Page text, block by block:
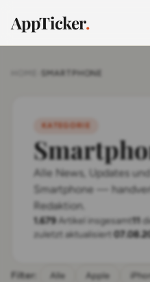
AppTicker.
SMARTPHONE
KATEGORIE
Alle News, Updates
Smartphone —
Redaktion.
1.679Artikel insgesamt11
zuletzt aktualisiert
Filter: Alle Apple